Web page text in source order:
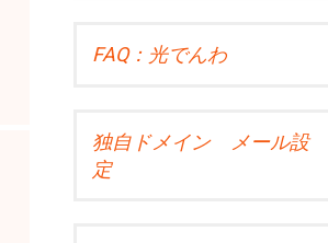
FAQ：光でんわ
独自ドメイン メール設
定